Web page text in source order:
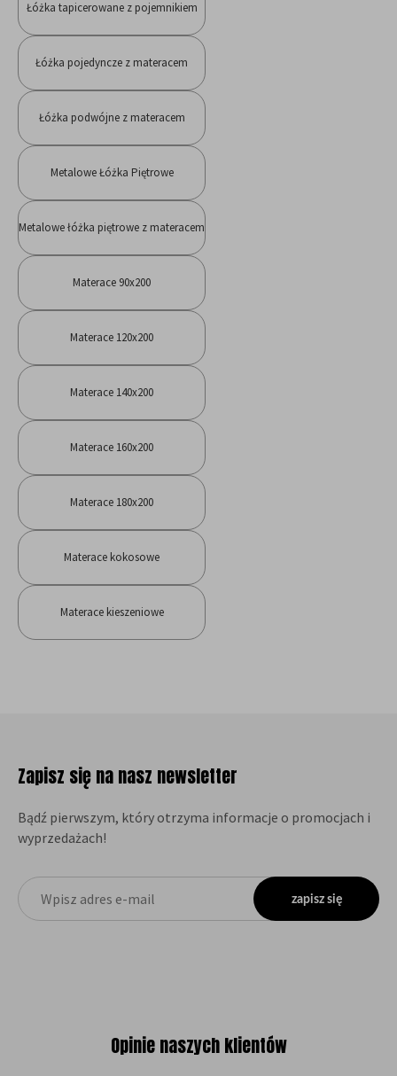
Łóżka tapicerowane z pojemnikiem
Łóżka pojedyncze z materacem
Łóżka podwójne z materacem
Metalowe Łóżka Piętrowe
Metalowe łóżka piętrowe z materacem
Materace 90x200
Materace 120x200
Materace 140x200
Materace 160x200
Materace 180x200
Materace kokosowe
Materace kieszeniowe
Zapisz się na nasz newsletter
Bądź pierwszym, który otrzyma informacje o promocjach i
wyprzedażach!
zapisz się
Opinie naszych klientów